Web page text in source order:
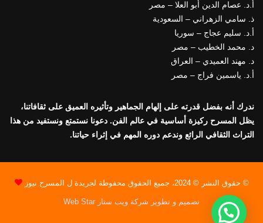
أ.د. عصام الدين أبو العلا – مصر
ذ. سامي الزهراني – السعودية
أ.د. سليم عجاج – سوريا
د. محمد الخطيب – مصر
د. مهند العميدي – العراق
أ.د. ياسمين فراج – مصر
ندرك أنه بفضل قدرته على إلهام الجماهير وتأثيره العميق على ثقافاتنا،
يظل المسرح ركيزة أساسية في عالم الفن. دعونا نستمتع ونستفيد من هذا
التراث الثقافي الرائع وندعم دوره المهم في إثراء حياتنا.
© حقوق النشر © 2024، جميع الحقوق محفوظة لجريدة ل المسرح نيوز
تصميم و تطوير شركة ويب ستار Web Star